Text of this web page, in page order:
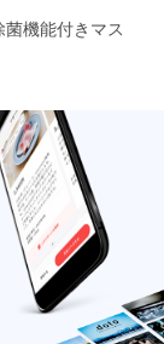
機能付きマス